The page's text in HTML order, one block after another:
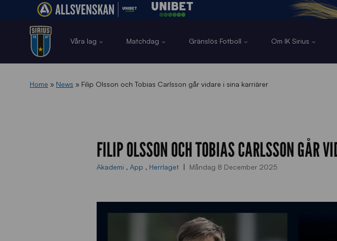
Våra lag Matchdag Gränslös Fotboll Om IK Sirius
Home » News » Filip Olsson och Tobias Carlsson går vidare i sina karriärer
FILIP OLSSON OCH TOBIAS CARLSSON GÅR
Akademi , App , Herrlaget Måndag 8 December 2025